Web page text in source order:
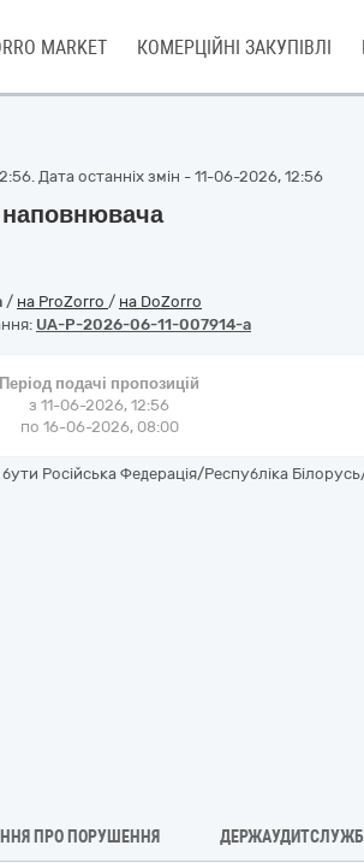
MARKET КОМЕРЦІЙНІ ЗАКУПІВЛІ
Дата останніх змін - 11-06-2026, 12:56
наповнювача
/ на ProZorro / на DoZorro
UA-P-2026-06-11-007914-a
Період подачі пропозицій
з 11-06-2026, 12:56
по 16-06-2026, 08:00
Російська Федерація/Республіка
ПРО ПОРУШЕННЯ